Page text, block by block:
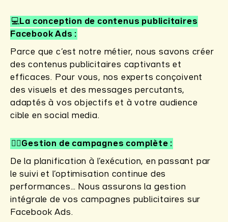
💻La conception de contenus publicitaires
Facebook Ads
Parce que c’est notre métier, nous savons créer
des contenus publicitaires captivants et
efficaces. Pour vous, nos experts conçoivent
des visuels et des messages percutants,
adaptés à vos objectifs et à votre audience
cible en social media.
✍🏻Gestion de campagnes complète
De la planification à l’exécution, en passant par
le suivi et l’optimisation continue des
performances… Nous assurons la gestion
intégrale de vos campagnes publicitaires sur
Facebook Ads.